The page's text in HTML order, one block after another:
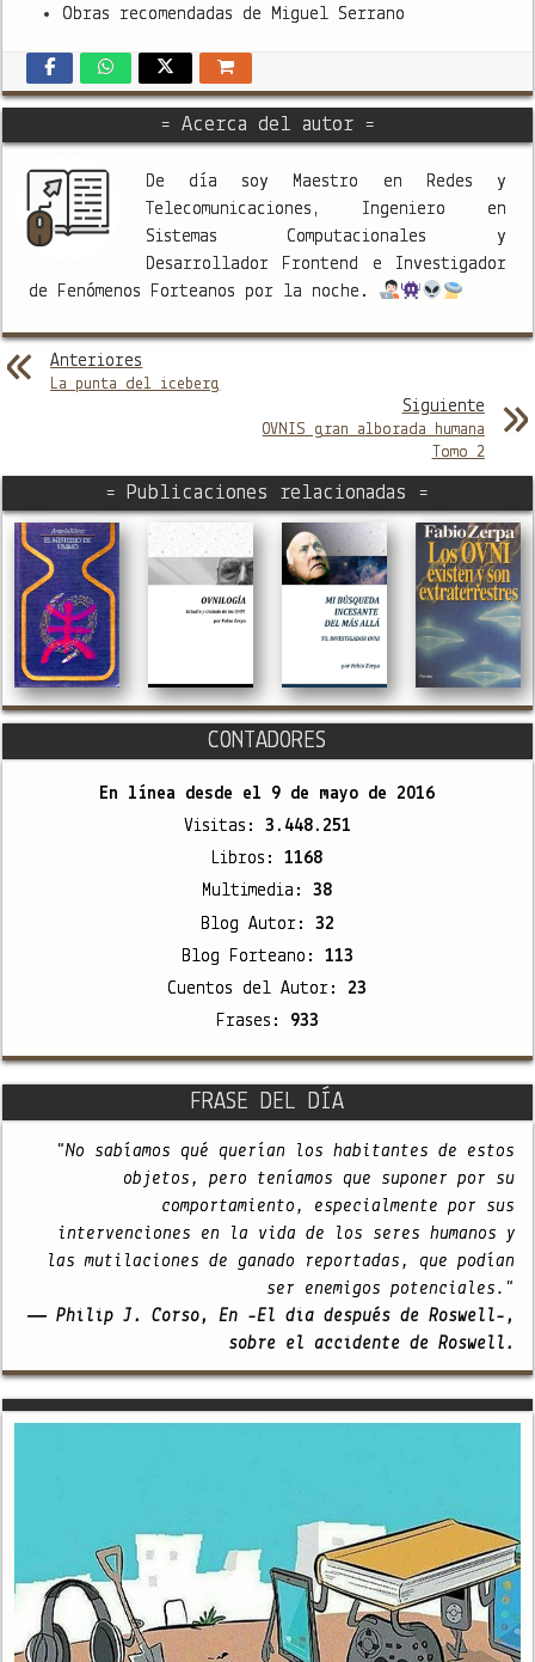
Obras recomendadas de Miguel Serrano
= Acerca del autor =
De día soy Maestro en Redes y
Telecomunicaciones, Ingeniero en
Sistemas Computacionales y
Desarrollador Frontend e Investigador
de Fenómenos Forteanos por la noche.
Anteriores
La punta del iceberg
Siguiente
OVNIS gran alborada humana
Tomo 2
= Publicaciones relacionadas =
CONTADORES
En línea desde el 9 de mayo de 2016
Visitas: 3.448.251
Libros:1168
Multimedia:38
Blog Autor: 32
Blog Forteano: 113
Cuentos del Autor: 23
Frases: 933
FRASE DEL DÍA
"No sabíamos qué querían los habitantes de estos
objetos, pero teníamos que suponer por su
comportamiento, especialmente por sus
intervenciones en la vida de los seres humanos y
las mutilaciones de ganado reportadas, que podían
ser enemigos potenciales."
— Philip J. Corso, En -El día después de Roswell-,
sobre el accidente de Roswell.